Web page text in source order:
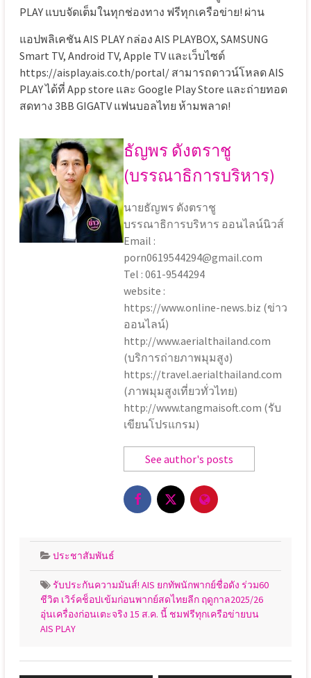
PLAY แบบจัดเต็มในทุกช่องทาง ฟรีทุกเครือข่าย! ผ่าน
แอปพลิเคชัน AIS PLAY กล่อง AIS PLAYBOX, SAMSUNG
Smart TV, Android TV, Apple TV และเว็บไซต์
https://aisplay.ais.co.th/portal/ สามารถดาวน์โหลด AIS
PLAY ได้ที่ App store และ Google Play Store และถ่ายทอด
สดทาง 3BB GIGATV แฟนบอลไทย ห้ามพลาด!
ธัญพร ดังตราชู
(บรรณาธิการบริหาร)
นายธัญพร ดังตราชู
บรรณาธิการบริหาร ออนไลน์นิวส์
Email :
porn0619544294@gmail.com
Tel : 061-9544294
website :
https://www.online-news.biz (ข่าว
ออนไลน์)
http://www.aerialthailand.com
(บริการถ่ายภาพมุมสูง)
https://travel.aerialthailand.com
(ภาพมุมสูงเที่ยวทั่วไทย)
http://www.tangmaisoft.com (รับ
เขียนโปรแกรม)
See author's posts
ประชาสัมพันธ์
รับประกันความมันส์! AIS ยกทัพนักพากย์ชื่อดัง ร่วม60
ชีวิต เวิร์คช็อปเข้มก่อนพากย์สดไทยลีก ฤดูกาล2025/26
อุ่นเครื่องก่อนเตะจริง 15 ส.ค. นี้ ชมฟรีทุกเครือข่ายบน
AIS PLAY